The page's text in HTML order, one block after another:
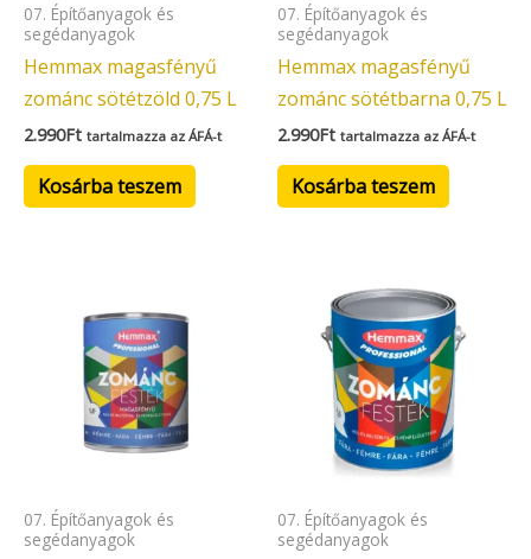
07. Építőanyagok és
segédanyagok
Hemmax magasfényű
zománc sötétzöld 0,75 L
2.990Ft tartalmazza az ÁFÁ-t
Kosárba teszem
07. Építőanyagok és
segédanyagok
Hemmax magasfényű
zománc sötétbarna 0,75 L
2.990Ft tartalmazza az ÁFÁ-t
Kosárba teszem
07. Építőanyagok és
segédanyagok
07. Építőanyagok és
segédanyagok